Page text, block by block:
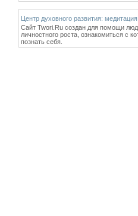
Центр духовного развития:
Сайт Twori.Ru создан для помощи
личностного роста, ознакомиться с
познать себя.